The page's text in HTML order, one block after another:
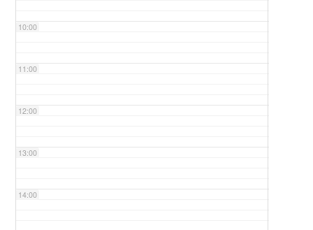
10:00
11:00
12:00
13:00
14:00